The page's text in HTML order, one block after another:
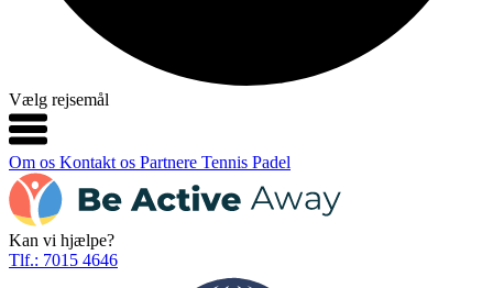
Vælg rejsemål
Om os Kontakt os Partnere Tennis Padel
Kan vi hjælpe?
Tlf.: 7015 4646